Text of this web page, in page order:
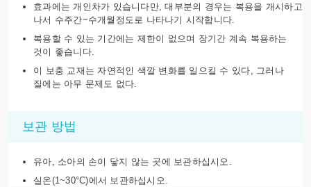
효과에는 개인차가 있습니다만, 대부분의 경우는 복용을 개시하고
나서 수주간~수개월정도로 나타나기 시작합니다.
복용할 수 있는 기간에는 제한이 없으며 장기간 계속 복용하는
것이 좋습니다.
이 보충 교재는 자연적인 색깔 변화를 일으킬 수 있다, 그러나
질에는 아무 문제도 없다.
보관 방법
유아, 소아의 손이 닿지 않는 곳에 보관하십시오.
실온(1~30°C)에서 보관하십시오.